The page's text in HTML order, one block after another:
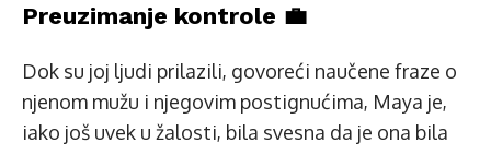
Preuzimanje kontrole 💼
Dok su joj ljudi prilazili, govoreći naučene fraze o
njenom mužu i njegovim postignućima, Maya je,
iako još uvek u žalosti, bila svesna da je ona bila